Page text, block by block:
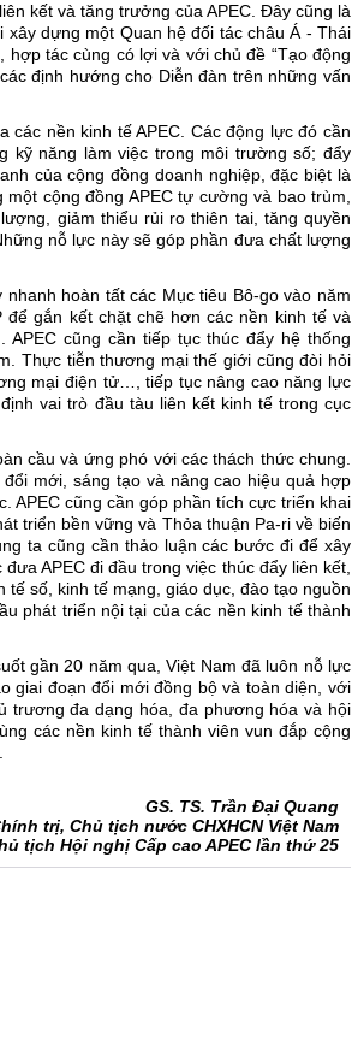
kết và tăng trưởng của APEC. Đây cũng là
dựng một Quan hệ đối tác châu Á - Thái
tác cùng có lợi và với chủ đề “Tạo động
định hướng cho Diễn đàn trên những vấn
nền kinh tế APEC. Các động lực đó cần
kỹ năng làm việc trong môi trường số; đẩy
của cộng đồng doanh nghiệp, đặc biệt là
cộng đồng APEC tự cường và bao trùm,
giảm thiểu rủi ro thiên tai, tăng quyền
nỗ lực này sẽ góp phần đưa chất lượng
hoàn tất các Mục tiêu Bô-go vào năm
gắn kết chặt chẽ hơn các nền kinh tế và
cũng cần tiếp tục thúc đẩy hệ thống
Thực tiễn thương mại thế giới cũng đòi hỏi
mại điện tử…, tiếp tục nâng cao năng lực
vai trò đầu tàu liên kết kinh tế trong cục
cầu và ứng phó với các thách thức chung.
mới, sáng tạo và nâng cao hiệu quả hợp
APEC cũng cần góp phần tích cực triển khai
triển bền vững và Thỏa thuận Pa-ri về biến
ta cũng cần thảo luận các bước đi để xây
APEC đi đầu trong việc thúc đẩy liên kết,
số, kinh tế mạng, giáo dục, đào tạo nguồn
phát triển nội tại của các nền kinh tế thành
gần 20 năm qua, Việt Nam đã luôn nỗ lực
giai đoạn đổi mới đồng bộ và toàn diện, với
trương đa dạng hóa, đa phương hóa và hội
các nền kinh tế thành viên vun đắp cộng
GS. TS. Trần Đại Quang
trị, Chủ tịch nước CHXHCN Việt Nam
tịch Hội nghị Cấp cao APEC lần thứ 25